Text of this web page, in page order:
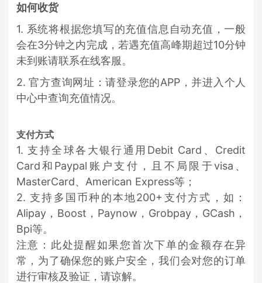
如何收货
1. 系统将根据您填写的充值信息自动充值，一般
会在3分钟之内完成，若遇充值高峰期超过10分钟
未到账请联系在线客服。
2. 官方查询网址：请登录您的APP，并进入个人
中心中查询充值情况。
支付方式
1. 支持全球各大银行通用Debit Card、Credit
Card和Paypal账户支付，且不局限于visa、
MasterCard、American Express等；
2. 支持多国币种的本地200+支付方式，如：
Alipay，Boost，Paynow，Grobpay，GCash，
Bpi等。
注意：此处提醒如果您首次下单的金额存在异
常，为了确保您的账户安全，我们会对您的订单
进行审核及验证，请谅解。